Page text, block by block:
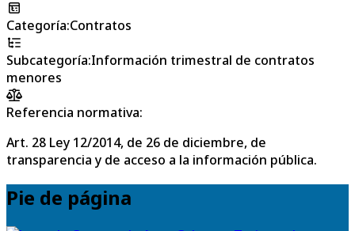
Categoría:Contratos
Subcategoría:Información trimestral de contratos
menores
Referencia normativa:
Art. 28 Ley 12/2014, de 26 de diciembre, de
transparencia y de acceso a la información pública.
Pie de página